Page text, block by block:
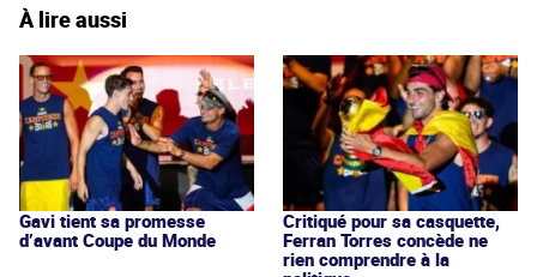
À lire aussi
Gavi tient sa promesse
d’avant Coupe du Monde
Critiqué pour sa casquette,
Ferran Torres concède ne
rien comprendre à la